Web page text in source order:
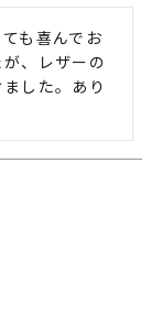
も喜んでお
、レザーの
した。あり